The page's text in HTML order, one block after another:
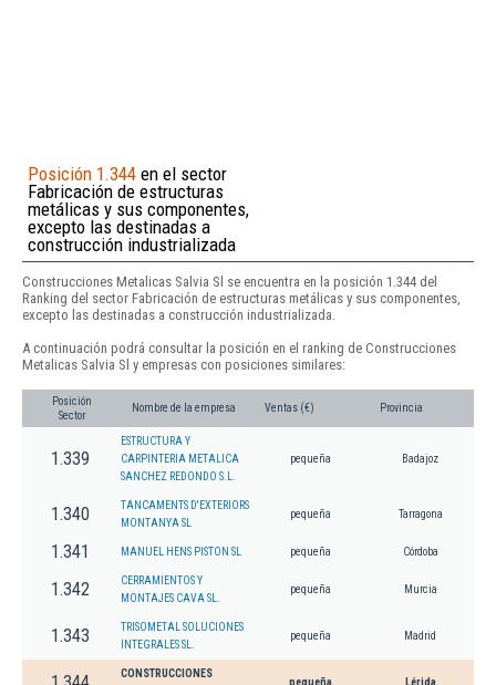
Posición 1.344 en el sector
Fabricación de estructuras
metálicas y sus componentes,
excepto las destinadas a
construcción industrializada
Construcciones Metalicas Salvia Sl se encuentra en la posición 1.344 del
Ranking del sector Fabricación de estructuras metálicas y sus componentes,
excepto las destinadas a construcción industrializada.
A continuación podrá consultar la posición en el ranking de Construcciones
Metalicas Salvia Sl y empresas con posiciones similares:
Posición
Sector
Nombre de la empresa Ventas (€) Provincia
1.339
ESTRUCTURA Y
CARPINTERIA METALICA
SANCHEZ REDONDO S.L.
pequeña Badajoz
1.340
TANCAMENTS D'EXTERIORS
MONTANYA SL
pequeña Tarragona
1.341 MANUEL HENS PISTON SL pequeña Córdoba
1.342
CERRAMIENTOS Y
MONTAJES CAVA SL.
pequeña Murcia
1.343
TRISOMETAL SOLUCIONES
INTEGRALES SL.
pequeña Madrid
CONSTRUCCIONES
pequeña Lérida